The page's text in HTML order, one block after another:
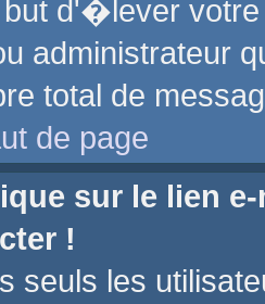
d'�lever
administrateur
total de
de page
sur le lien
!
les